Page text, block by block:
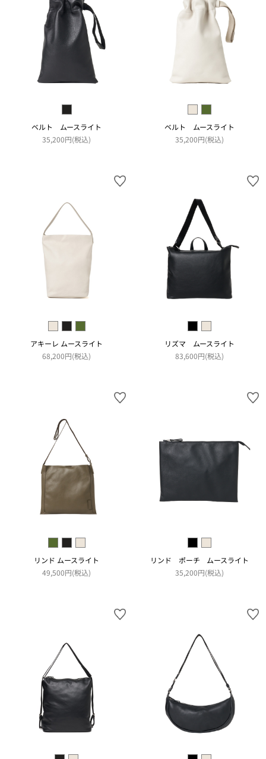
ベルト ムースライト
35,200円(税込)
ベルト ムースライト
35,200円(税込)
アキーレ ムースライト
68,200円(税込)
リズマ ムースライト
83,600円(税込)
リンド ムースライト
49,500円(税込)
リンド ポーチ ムースライト
35,200円(税込)